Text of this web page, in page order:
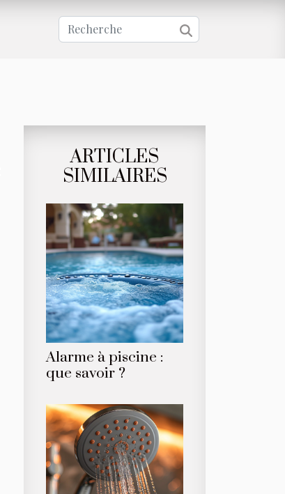
ARTICLES
SIMILAIRES
Alarme à piscine :
que savoir ?